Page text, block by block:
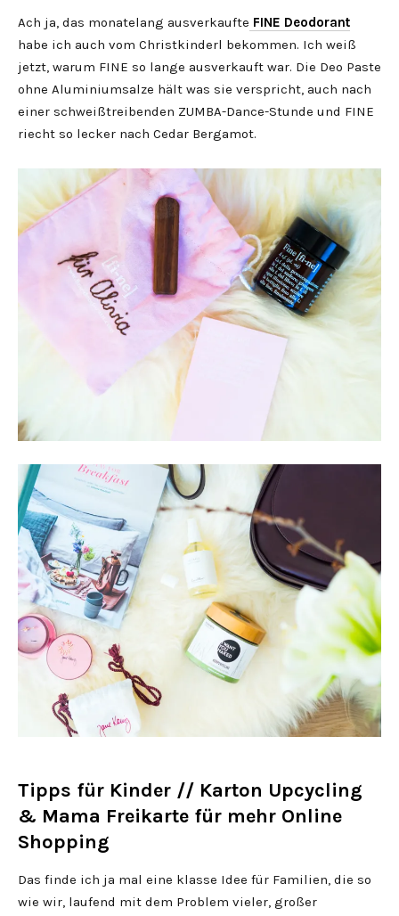
Ach ja, das monatelang ausverkaufte FINE Deodorant
habe ich auch vom Christkinderl bekommen. Ich weiß
jetzt, warum FINE so lange ausverkauft war. Die Deo Paste
ohne Aluminiumsalze hält was sie verspricht, auch nach
einer schweißtreibenden ZUMBA-Dance-Stunde und FINE
riecht so lecker nach Cedar Bergamot.
Tipps für Kinder // Karton Upcycling
& Mama Freikarte für mehr Online
Shopping
Das finde ich ja mal eine klasse Idee für Familien, die so
wie wir, laufend mit dem Problem vieler, großer